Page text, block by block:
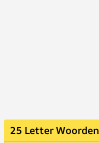
25 Letter Woorden